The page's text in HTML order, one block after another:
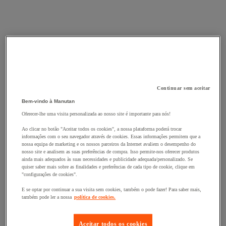
Continuar sem aceitar
Bem-vindo à Manutan
Oferecer-lhe uma visita personalizada ao nosso site é importante para nós!
Ao clicar no botão "Aceitar todos os cookies", a nossa plataforma poderá trocar
informações com o seu navegador através de cookies. Essas informações permitem que a
nossa equipa de marketing e os nossos parceiros da Internet avaliem o desempenho do
nosso site e analisem as suas preferências de compra. Isso permite-nos oferecer produtos
ainda mais adequados às suas necessidades e publicidade adequada/personalizado. Se
quiser saber mais sobre as finalidades e preferências de cada tipo de cookie, clique em
"configurações de cookies".
E se optar por continuar a sua visita sem cookies, também o pode fazer! Para saber mais,
também pode ler a nossa política de cookies.
Aceitar todos os cookies